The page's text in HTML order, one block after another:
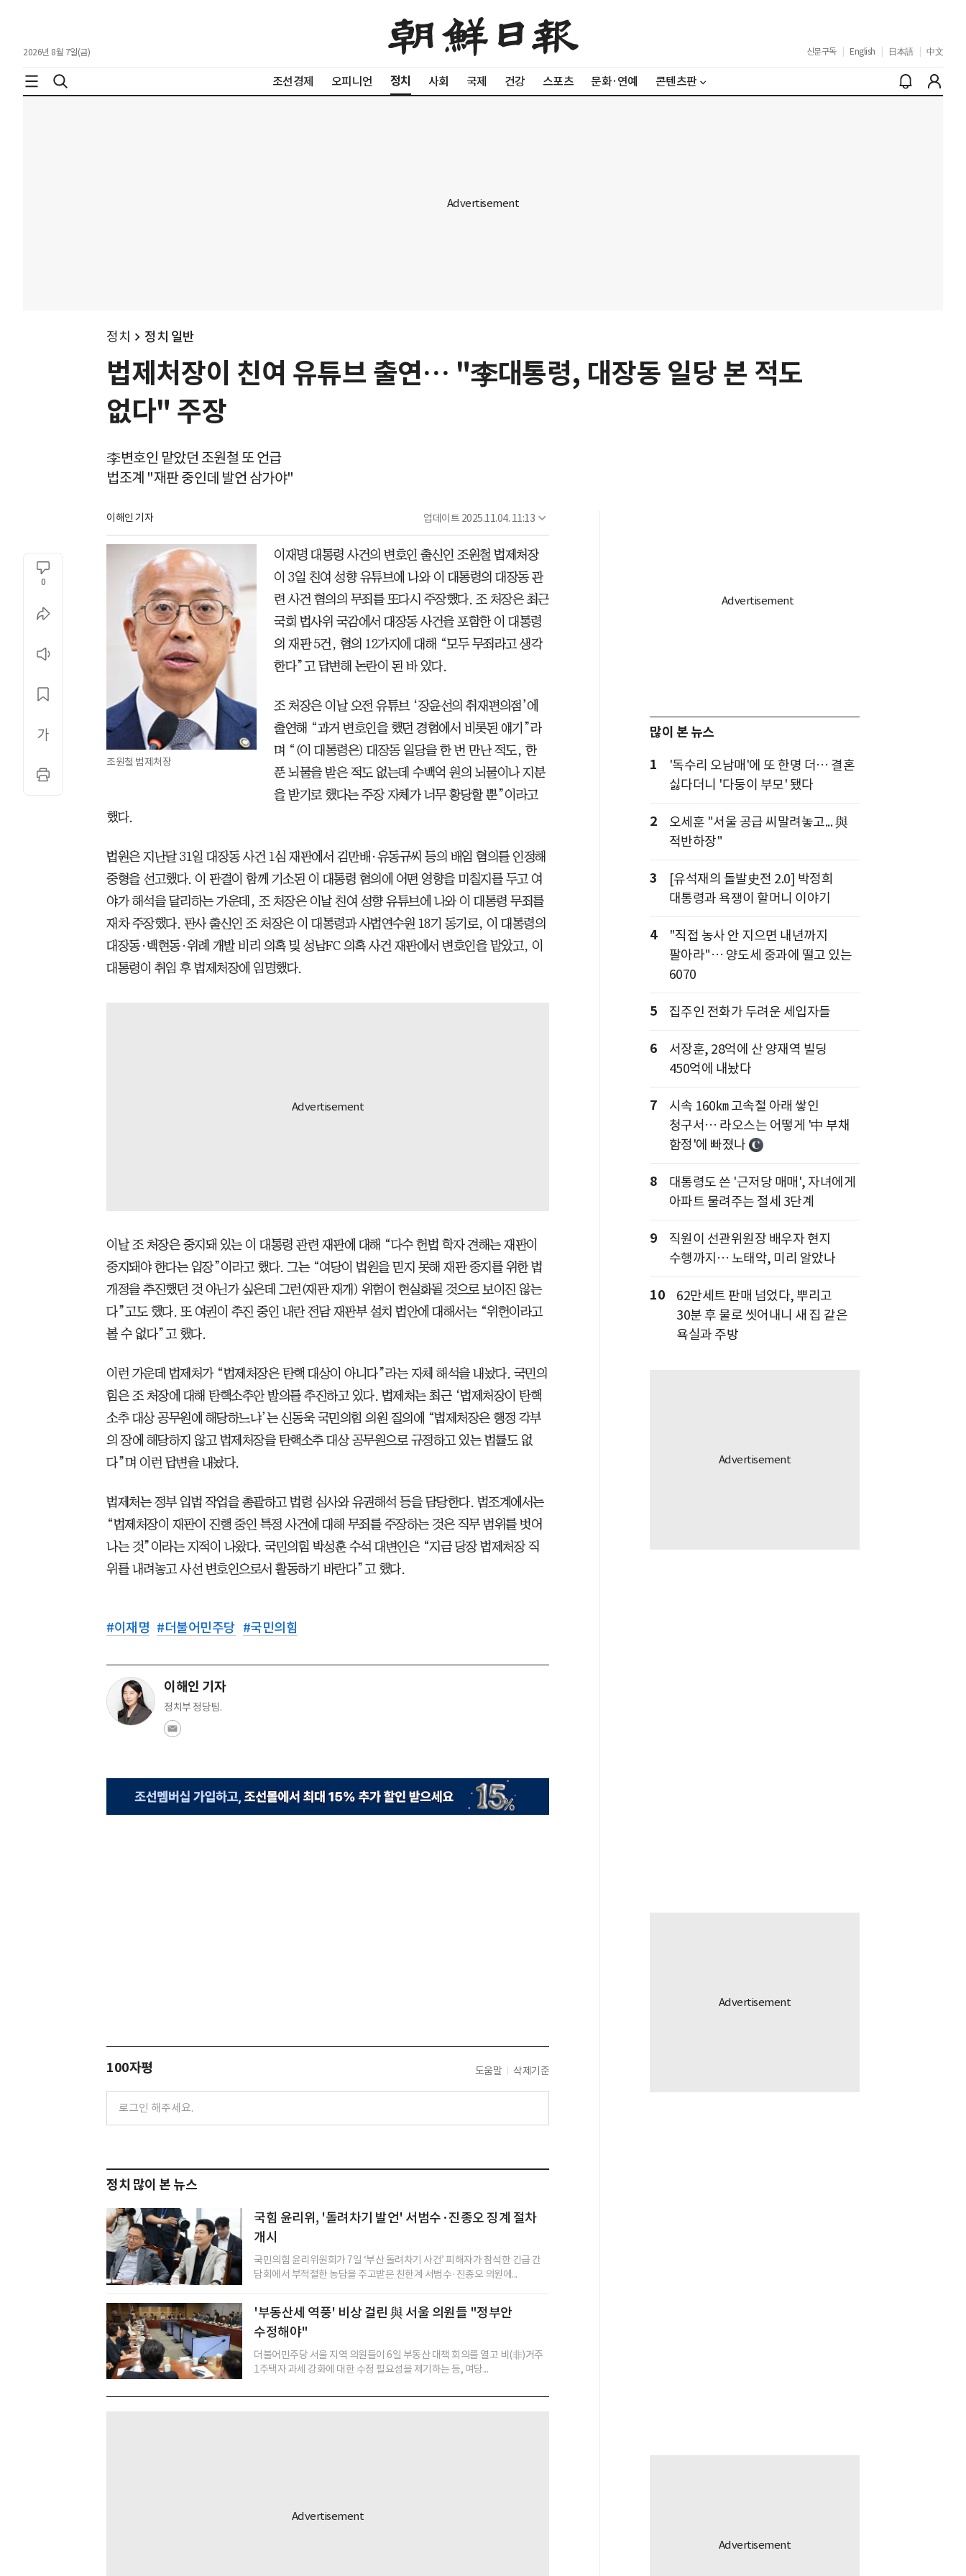
2026년 8월 7일(금) 신문구독 English 日本語 中文
조선경제 오피니언 정치 사회 국제 건강 스포츠 문화·연예 콘텐츠판
정치 정치 일반
법제처장이 친여 유튜브 출연… "李대통령, 대장동 일당 본 적도
없다" 주장
李변호인 맡았던 조원철 또 언급
법조계 "재판 중인데 발언 삼가야"
이해인 기자 업데이트 2025.11.04. 11:13
0
조원철 법제처장
이재명 대통령 사건의 변호인 출신인 조원철 법제처장
이 3일 친여 성향 유튜브에 나와 이 대통령의 대장동 관
련 사건 혐의의 무죄를 또다시 주장했다. 조 처장은 최근
국회 법사위 국감에서 대장동 사건을 포함한 이 대통령
의 재판 5건, 혐의 12가지에 대해 “모두 무죄라고 생각
한다”고 답변해 논란이 된 바 있다.
조 처장은 이날 오전 유튜브 ‘장윤선의 취재편의점’에
출연해 “과거 변호인을 했던 경험에서 비롯된 얘기”라
며 “(이 대통령은) 대장동 일당을 한 번 만난 적도, 한
푼 뇌물을 받은 적도 없는데 수백억 원의 뇌물이나 지분
을 받기로 했다는 주장 자체가 너무 황당할 뿐”이라고
했다.
법원은 지난달 31일 대장동 사건 1심 재판에서 김만배·유동규씨 등의 배임 혐의를 인정해
중형을 선고했다. 이 판결이 함께 기소된 이 대통령 혐의에 어떤 영향을 미칠지를 두고 여
야가 해석을 달리하는 가운데, 조 처장은 이날 친여 성향 유튜브에 나와 이 대통령 무죄를
재차 주장했다. 판사 출신인 조 처장은 이 대통령과 사법연수원 18기 동기로, 이 대통령의
대장동·백현동·위례 개발 비리 의혹 및 성남FC 의혹 사건 재판에서 변호인을 맡았고, 이
대통령이 취임 후 법제처장에 임명했다.
이날 조 처장은 중지돼 있는 이 대통령 관련 재판에 대해 “다수 헌법 학자 견해는 재판이
중지돼야 한다는 입장”이라고 했다. 그는 “여당이 법원을 믿지 못해 재판 중지를 위한 법
개정을 추진했던 것 아닌가 싶은데 그런(재판 재개) 위험이 현실화될 것으로 보이진 않는
다”고도 했다. 또 여권이 추진 중인 내란 전담 재판부 설치 법안에 대해서는 “위헌이라고
볼 수 없다”고 했다.
이런 가운데 법제처가 “법제처장은 탄핵 대상이 아니다”라는 자체 해석을 내놨다. 국민의
힘은 조 처장에 대해 탄핵소추안 발의를 추진하고 있다. 법제처는 최근 ‘법제처장이 탄핵
소추 대상 공무원에 해당하느냐’는 신동욱 국민의힘 의원 질의에 “법제처장은 행정 각부
의 장에 해당하지 않고 법제처장을 탄핵소추 대상 공무원으로 규정하고 있는 법률도 없
다”며 이런 답변을 내놨다.
법제처는 정부 입법 작업을 총괄하고 법령 심사와 유권해석 등을 담당한다. 법조계에서는
“법제처장이 재판이 진행 중인 특정 사건에 대해 무죄를 주장하는 것은 직무 범위를 벗어
나는 것”이라는 지적이 나왔다. 국민의힘 박성훈 수석 대변인은 “지금 당장 법제처장 직
위를 내려놓고 사선 변호인으로서 활동하기 바란다”고 했다.
#이재명 #더불어민주당 #국민의힘
이해인 기자
정치부 정당팀.
100자평 도움말 삭제기준
정치 많이 본 뉴스
국힘 윤리위, '돌려차기 발언' 서범수·진종오 징계 절차
개시
국민의힘 윤리위원회가 7일 ‘부산 돌려차기 사건’ 피해자가 참석한 긴급 간
담회에서 부적절한 농담을 주고받은 친한계 서범수·진종오 의원에...
'부동산세 역풍' 비상 걸린 與 서울 의원들 "정부안
수정해야"
더불어민주당 서울 지역 의원들이 6일 부동산 대책 회의를 열고 비(非)거주
1주택자 과세 강화에 대한 수정 필요성을 제기하는 등, 여당...
많이 본 뉴스
1
'독수리 오남매'에 또 한명 더… 결혼
싫다더니 '다둥이 부모' 됐다
2
오세훈 "서울 공급 씨말려놓고... 與
적반하장"
3
[유석재의 돌발史전 2.0] 박정희
대통령과 욕쟁이 할머니 이야기
4
"직접 농사 안 지으면 내년까지
팔아라"… 양도세 중과에 떨고 있는
6070
5 집주인 전화가 두려운 세입자들
6
서장훈, 28억에 산 양재역 빌딩
450억에 내놨다
7
시속 160㎞ 고속철 아래 쌓인
청구서… 라오스는 어떻게 '中 부채
함정'에 빠졌나
8
대통령도 쓴 '근저당 매매', 자녀에게
아파트 물려주는 절세 3단계
9
직원이 선관위원장 배우자 현지
수행까지… 노태악, 미리 알았나
10
62만세트 판매 넘었다, 뿌리고
30분 후 물로 씻어내니 새 집 같은
욕실과 주방